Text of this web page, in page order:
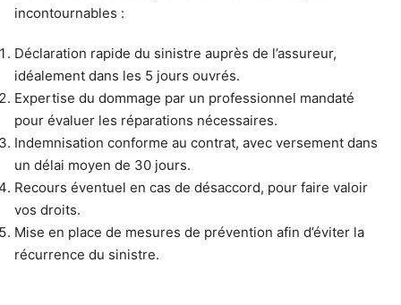
incontournables :
Déclaration rapide du sinistre auprès de l’assureur,
idéalement dans les 5 jours ouvrés.
Expertise du dommage par un professionnel mandaté
pour évaluer les réparations nécessaires.
Indemnisation conforme au contrat, avec versement dans
un délai moyen de 30 jours.
Recours éventuel en cas de désaccord, pour faire valoir
vos droits.
Mise en place de mesures de prévention afin d’éviter la
récurrence du sinistre.